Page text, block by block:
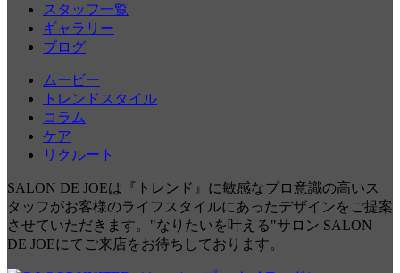
スタッフ一覧
ギャラリー
ブログ
ムービー
トレンドスタイル
コラム
ケア
リクルート
SALON DE JOEは『トレンド』に敏感なプロ意識の高いス
タッフがお客様のライフスタイルにあったデザインをご提案
させていただきます。"なりたいを叶える"サロン SALON
DE JOEにてご来店をお待ちしております。